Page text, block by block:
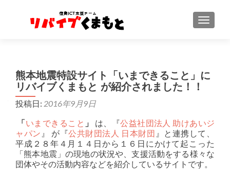
ナビゲ
熊本地震特設サイト「いまできること」に
リバイブくまもと が紹介されました！！
投稿日: 2016年9月9日
「いまできること 」 は、『公益社団法人 助けあいジ
ャパン 』 が『公共財団法人 日本財団 』と連携して、
平成２８年４月１４日から１６日にかけて起こった
「熊本地震」の現地の状況や、支援活動をする様々な
団体やその活動内容などを紹介しているサイトです。